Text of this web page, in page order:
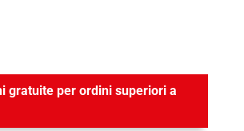
gratuite per ordini superiori a